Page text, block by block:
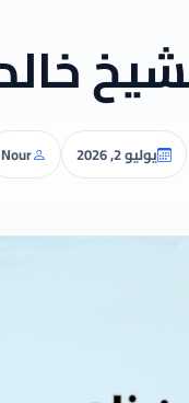
يوليو 2, 2026 Nour